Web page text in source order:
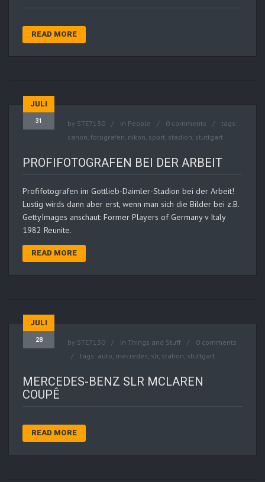
READ MORE
JULI
31 by STE7130 in People 0 comments
tags:
canon fotografen nikon sport stadion stuttgart
PROFIFOTOGRAFEN BEI DER ARBEIT
Profifotografen im Gottlieb-Daimler-Stadion bei der Arbeit!
Lustig wirds dann aber erst, wenn man sich die Bilder bei z.B.
GettyImages anschaut: Former Players of Germany v Italy
1982 Reunite.
READ MORE
JULI
28 by STE7130 in Things and Stuff
0 comments
tags: auto mecredes slr, station stuttgart
MERCEDES-BENZ SLR MCLAREN
COUPÊ
READ MORE